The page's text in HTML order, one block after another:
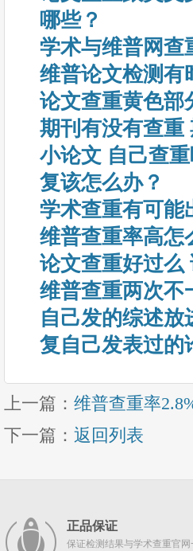
哪些？
学术与维普网查
维普论文检测有
论文查重黄色部
期刊有没有查重
小论文 自己查
复该怎么办？
学术查重有可能
维普查重率高怎
论文查重好过么
维普查重两次不
自己发的综述
复自己发表过的
上一篇： 维普查重率
下一篇： 返回列表
正品保证
保证检测结果与学术查重官网